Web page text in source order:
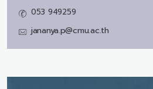
053 949259
jananya.p@cmu.ac.th